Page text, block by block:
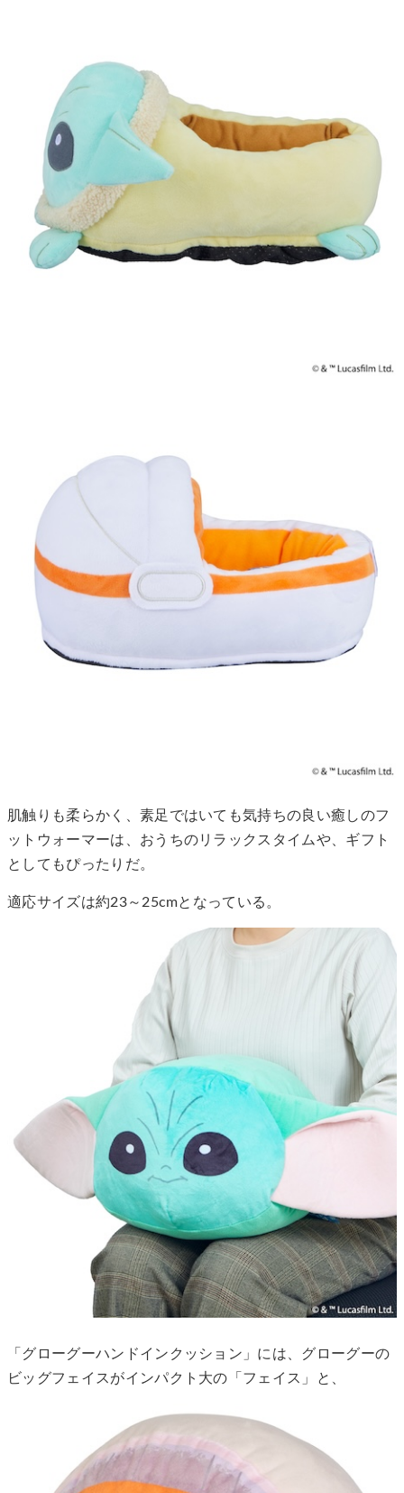
肌触りも柔らかく、素足ではいても気持ちの良い癒しのフ
ットウォーマーは、おうちのリラックスタイムや、ギフト
としてもぴったりだ。
適応サイズは約23～25cmとなっている。
「グローグーハンドインクッション」には、グローグーの
ビッグフェイスがインパクト大の「フェイス」と、